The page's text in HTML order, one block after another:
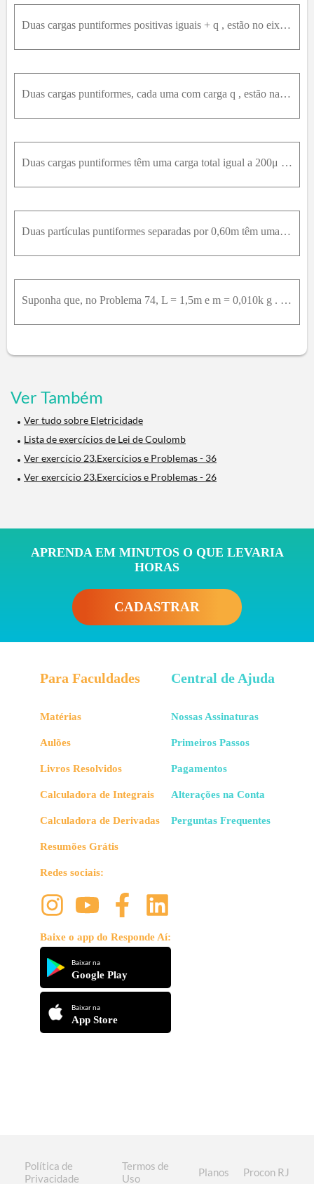
Duas cargas puntiformes positivas iguais + q , estão no eixo y ; uma está em y = + a e a outra está em y = - a . O campo elétrico na origem é igual a zero. Uma carga teste q 0 é colocada na origem est
Duas cargas puntiformes, cada uma com carga q , estão na base de um triângulo equilátero cujos lados têm comprimento L , como mostra a figura 21-38. Uma terceira carga puntiforme tem carga igual a 2 q
Duas cargas puntiformes têm uma carga total igual a 200μ C e estão separadas por 0,600m . (a) Determine a carga de cada partícula se elas se atraem com uma força de 120N . (b) Determine a força em cad
Duas partículas puntiformes separadas por 0,60m têm uma carga total de 200μ C . (a) Se as duas partículas se repelem com uma força de 80N , qual é a carga de cada uma das duas? (b) Se as duas partícul
Suponha que, no Problema 74, L = 1,5m e m = 0,010k g . (a) Qual é o ângulo que cada corda faz com a vertical se q = 0,75μ C ? (b) Qual é o ângulo que cada corda faz com a vertical se cada uma das part
Ver Também
Ver tudo sobre Eletricidade
Lista de exercícios de Lei de Coulomb
Ver exercício 23.Exercícios e Problemas - 36
Ver exercício 23.Exercícios e Problemas - 26
APRENDA EM MINUTOS O QUE LEVARIA
HORAS
CADASTRAR
Para Faculdades
Matérias
Aulões
Livros Resolvidos
Calculadora de Integrais
Calculadora de Derivadas
Resumões Grátis
Redes sociais:
Baixe o app do Responde Aí:
Baixar na
Google Play
Baixar na
App Store
Central de Ajuda
Nossas Assinaturas
Primeiros Passos
Pagamentos
Alterações na Conta
Perguntas Frequentes
Política de
Privacidade
Termos de
Uso
Planos Procon RJ